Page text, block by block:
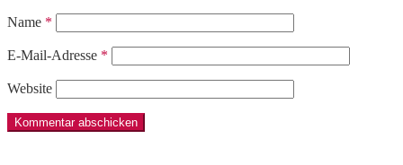
Name *
E-Mail-Adresse *
Website